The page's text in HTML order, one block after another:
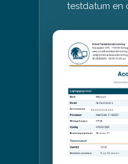
testdatum en